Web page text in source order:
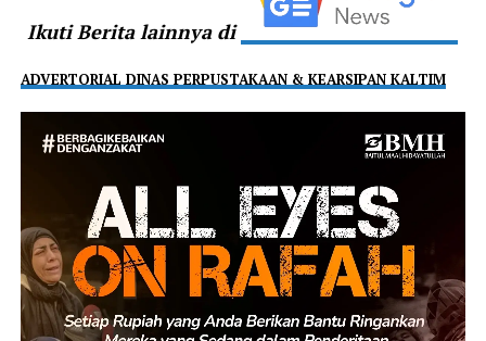
Ikuti Berita lainnya di
ADVERTORIAL DINAS PERPUSTAKAAN & KEARSIPAN KALTIM